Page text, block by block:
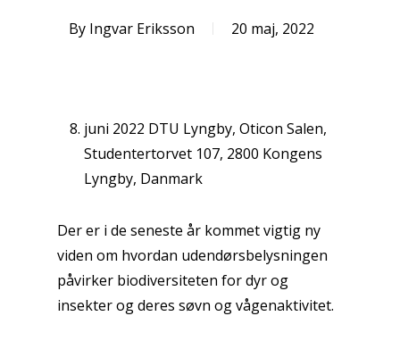
By Ingvar Eriksson 20 maj, 2022
juni 2022 DTU Lyngby, Oticon Salen,
Studentertorvet 107, 2800 Kongens
Lyngby, Danmark
Der er i de seneste år kommet vigtig ny
viden om hvordan udendørsbelysningen
påvirker biodiversiteten for dyr og
insekter og deres søvn og vågenaktivitet.